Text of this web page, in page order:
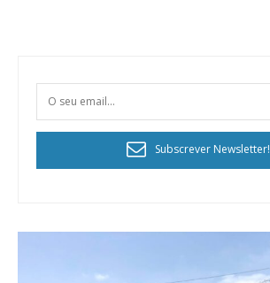
Subscrever Newsletter!